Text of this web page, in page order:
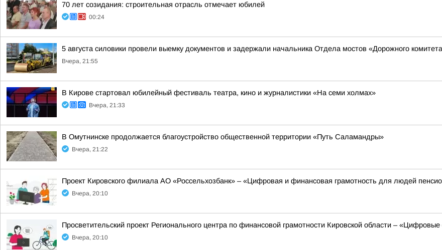
70 лет созидания: строительная отрасль отмечает юбилей
00:24
5 августа силовики провели выемку документов и задержали начальника Отдела мостов «Дорожного
Вчера, 21:55
В Кирове стартовал юбилейный фестиваль театра, кино и журналистики «На семи холмах»
Вчера, 21:33
В Омутнинске продолжается благоустройство общественной территории «Путь Саламандры»
Вчера, 21:22
Проект Кировского филиала АО «Россельхозбанк» – «Цифровая и финансовая грамотность для людей
Вчера, 20:10
Просветительский проект Регионального центра по финансовой грамотности Кировской области –
Вчера, 20:10